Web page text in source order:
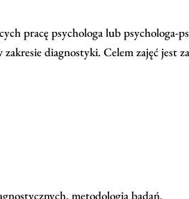
pracę psychologa lub
diagnostyki. Celem zajęć
metodologia badań.